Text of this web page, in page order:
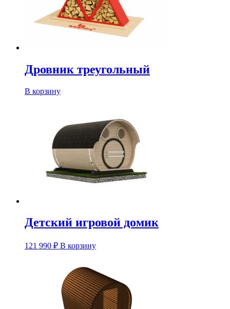
Дровник треугольный
В корзину
Детский игровой домик
121 990 ₽ В корзину